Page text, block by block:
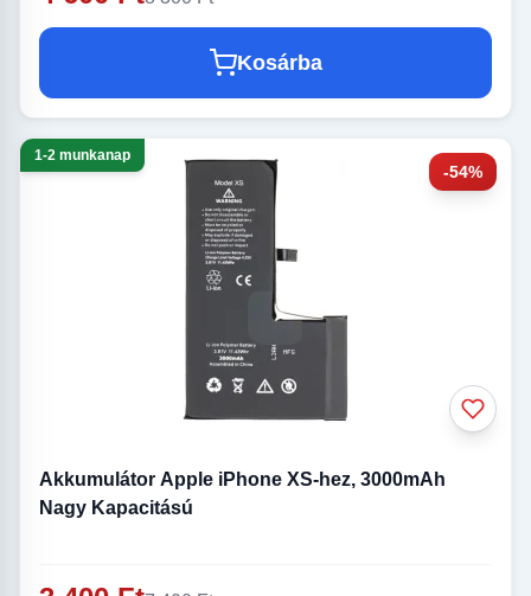
Kosárba
-54%
1-2 munkanap
Akkumulátor Apple iPhone XS-hez, 3000mAh
Nagy Kapacitású